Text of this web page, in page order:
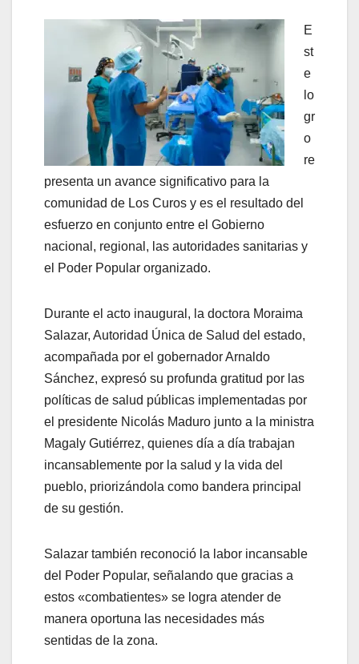
E
st
e
lo
gr
o
re
presenta un avance significativo para la
comunidad de Los Curos y es el resultado del
esfuerzo en conjunto entre el Gobierno
nacional, regional, las autoridades sanitarias y
el Poder Popular organizado.
Durante el acto inaugural, la doctora Moraima
Salazar, Autoridad Única de Salud del estado,
acompañada por el gobernador Arnaldo
Sánchez, expresó su profunda gratitud por las
políticas de salud públicas implementadas por
el presidente Nicolás Maduro junto a la ministra
Magaly Gutiérrez, quienes día a día trabajan
incansablemente por la salud y la vida del
pueblo, priorizándola como bandera principal
de su gestión.
Salazar también reconoció la labor incansable
del Poder Popular, señalando que gracias a
estos «combatientes» se logra atender de
manera oportuna las necesidades más
sentidas de la zona.